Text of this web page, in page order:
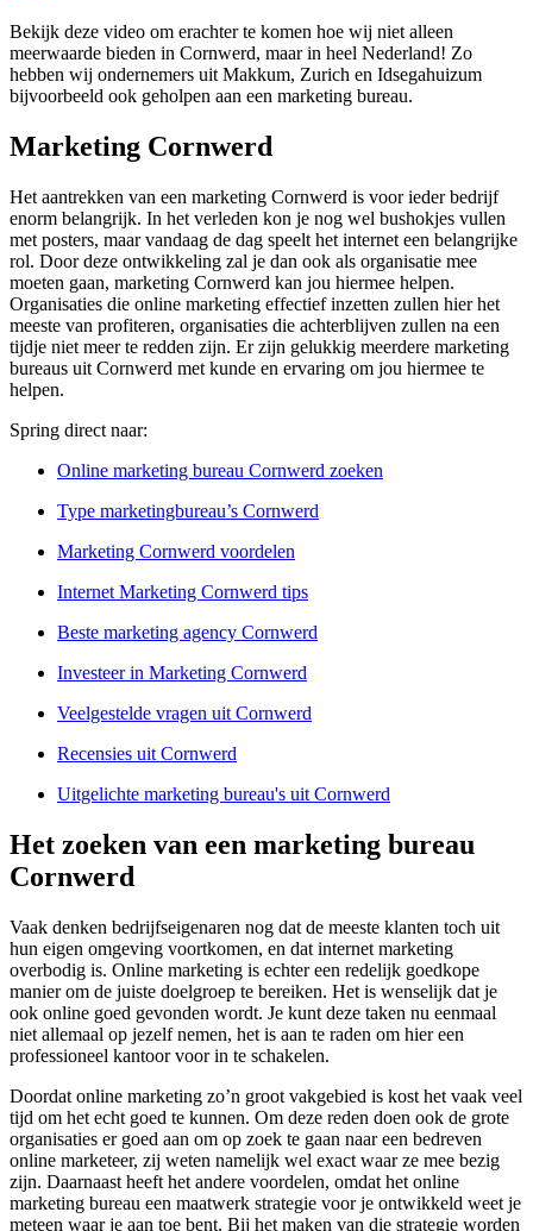
Bekijk deze video om erachter te komen hoe wij niet alleen
meerwaarde bieden in Cornwerd, maar in heel Nederland! Zo
hebben wij ondernemers uit Makkum, Zurich en Idsegahuizum
bijvoorbeeld ook geholpen aan een marketing bureau.
Marketing Cornwerd
Het aantrekken van een marketing Cornwerd is voor ieder bedrijf
enorm belangrijk. In het verleden kon je nog wel bushokjes vullen
met posters, maar vandaag de dag speelt het internet een belangrijke
rol. Door deze ontwikkeling zal je dan ook als organisatie mee
moeten gaan, marketing Cornwerd kan jou hiermee helpen.
Organisaties die online marketing effectief inzetten zullen hier het
meeste van profiteren, organisaties die achterblijven zullen na een
tijdje niet meer te redden zijn. Er zijn gelukkig meerdere marketing
bureaus uit Cornwerd met kunde en ervaring om jou hiermee te
helpen.
Spring direct naar:
Online marketing bureau Cornwerd zoeken
Type marketingbureau’s Cornwerd
Marketing Cornwerd voordelen
Internet Marketing Cornwerd tips
Beste marketing agency Cornwerd
Investeer in Marketing Cornwerd
Veelgestelde vragen uit Cornwerd
Recensies uit Cornwerd
Uitgelichte marketing bureau's uit Cornwerd
Het zoeken van een marketing bureau
Cornwerd
Vaak denken bedrijfseigenaren nog dat de meeste klanten toch uit
hun eigen omgeving voortkomen, en dat internet marketing
overbodig is. Online marketing is echter een redelijk goedkope
manier om de juiste doelgroep te bereiken. Het is wenselijk dat je
ook online goed gevonden wordt. Je kunt deze taken nu eenmaal
niet allemaal op jezelf nemen, het is aan te raden om hier een
professioneel kantoor voor in te schakelen.
Doordat online marketing zo’n groot vakgebied is kost het vaak veel
tijd om het echt goed te kunnen. Om deze reden doen ook de grote
organisaties er goed aan om op zoek te gaan naar een bedreven
online marketeer, zij weten namelijk wel exact waar ze mee bezig
zijn. Daarnaast heeft het andere voordelen, omdat het online
marketing bureau een maatwerk strategie voor je ontwikkeld weet je
meteen waar je aan toe bent. Bij het maken van die strategie worden